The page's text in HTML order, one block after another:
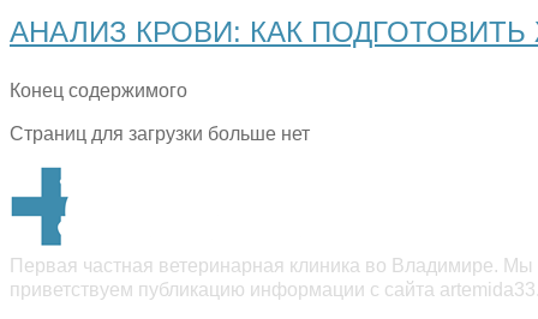
АНАЛИЗ КРОВИ: КАК
Конец содержимого
Страниц для загрузки больше нет
Первая частная ветеринарная клиника во Владимире.
приветствуем публикацию информации с сайта